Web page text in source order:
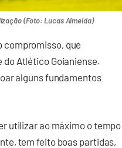
(Foto: Lucas Almeida)
compromisso, que
do Atlético Goianiense.
alguns fundamentos
utilizar ao máximo o tempo
tem feito boas partidas,